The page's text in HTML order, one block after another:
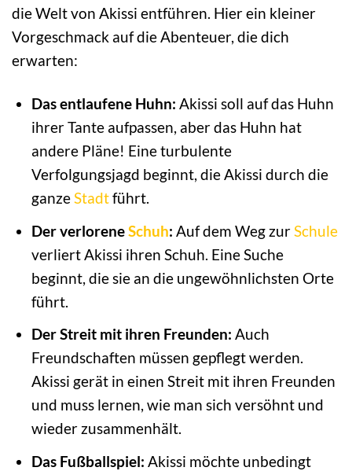
die Welt von Akissi entführen. Hier ein kleiner
Vorgeschmack auf die Abenteuer, die dich
erwarten:
Das entlaufene Huhn: Akissi soll auf das Huhn
ihrer Tante aufpassen, aber das Huhn hat
andere Pläne! Eine turbulente
Verfolgungsjagd beginnt, die Akissi durch die
ganzeStadtführt.
Der verloreneSchuh: Auf dem Weg zur Schule
verliert Akissi ihren Schuh. Eine Suche
beginnt, die sie an die ungewöhnlichsten Orte
führt.
Der Streit mit ihren Freunden: Auch
Freundschaften müssen gepflegt werden.
Akissi gerät in einen Streit mit ihren Freunden
und muss lernen, wie man sich versöhnt und
wieder zusammenhält.
Das Fußballspiel: Akissi möchte unbedingt